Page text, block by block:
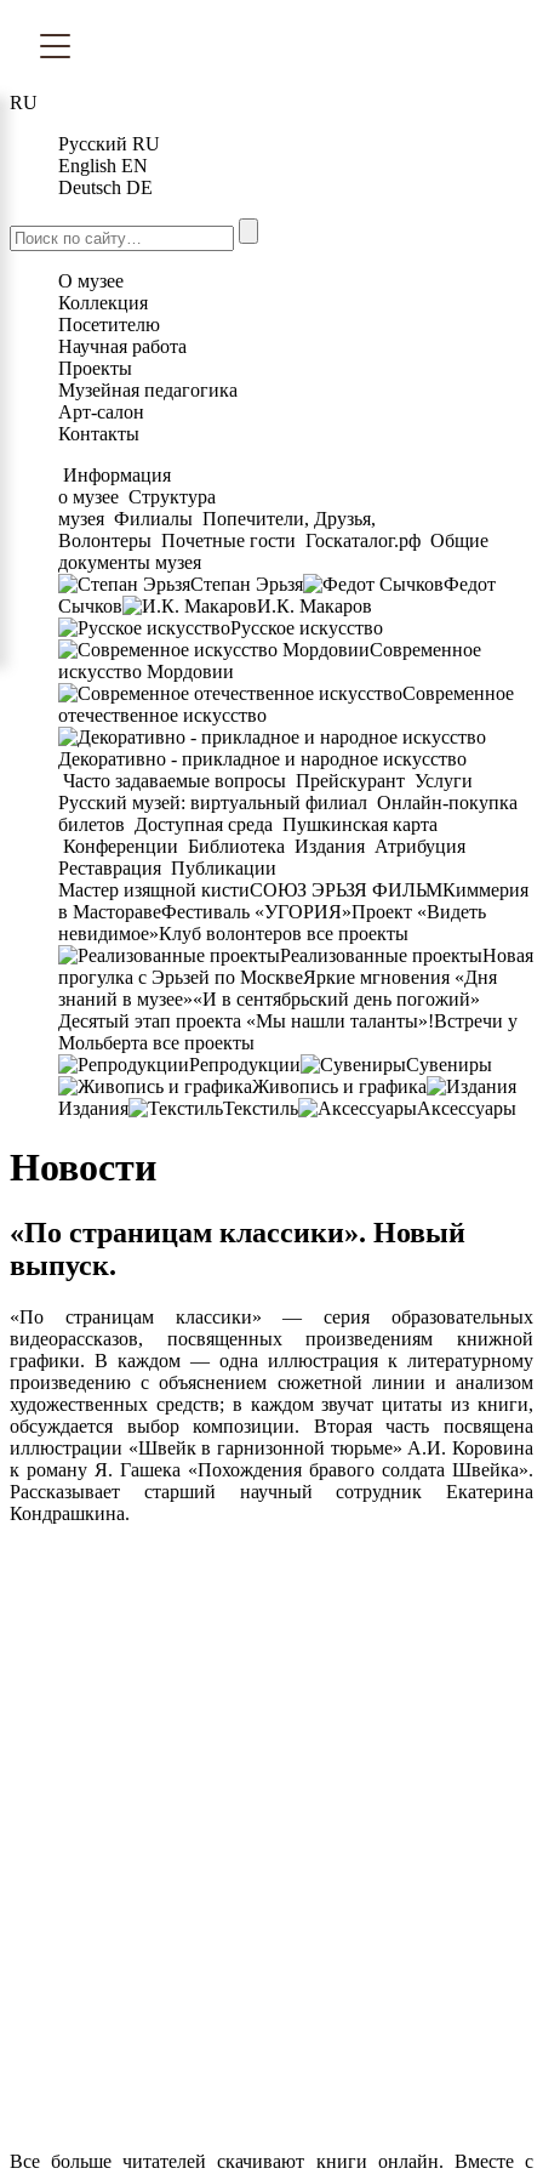
RU
Русский RU
English EN
Deutsch DE
О музее
Коллекция
Посетителю
Научная работа
Проекты
Музейная педагогика
Арт-салон
Контакты
Информация
о музее Структура
музея Филиалы Попечители, Друзья,
Волонтеры Почетные гости Госкаталог.рф Общие
документы музея
Степан Эрьзя
Федот
Сычков
И.К. Макаров
Русское искусство
Современное
искусство Мордовии
Современное
отечественное искусство
Декоративно - прикладное и народное искусство
Часто задаваемые вопросы Прейскурант Услуги
Русский музей: виртуальный филиал Онлайн-покупка
билетов Доступная среда Пушкинская карта
Конференции Библиотека Издания Атрибуция
Реставрация Публикации
Мастер изящной кистиСОЮЗ ЭРЬЗЯ ФИЛЬМКиммерия
в МасторавеФестиваль «УГОРИЯ»Проект «Видеть
невидимое»Клуб волонтеров все проекты
Реализованные проектыНовая
прогулка с Эрьзей по МосквеЯркие мгновения «Дня
знаний в музее»«И в сентябрьский день погожий»
Десятый этап проекта «Мы нашли таланты»!Встречи у
Мольберта все проекты
Репродукции
Сувениры
Живопись и графика
Издания
Текстиль Аксессуары
Новости
«По страницам классики». Новый
выпуск.
«По страницам классики» — серия образовательных
видеорассказов, посвященных произведениям книжной
графики. В каждом — одна иллюстрация к литературному
произведению с объяснением сюжетной линии и анализом
художественных средств; в каждом звучат цитаты из книги,
обсуждается выбор композиции. Вторая часть посвящена
иллюстрации «Швейк в гарнизонной тюрьме» А.И. Коровина
к роману Я. Гашека «Похождения бравого солдата Швейка».
Рассказывает старший научный сотрудник Екатерина
Кондрашкина.
Все больше читателей скачивают книги онлайн. Вместе с